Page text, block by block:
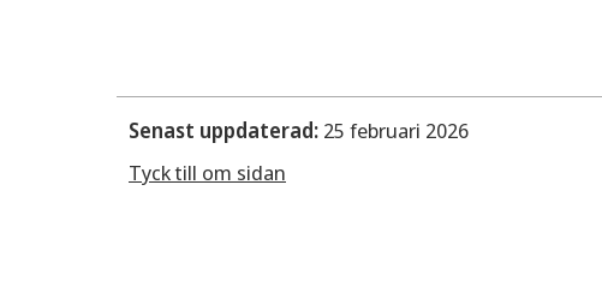
Senast uppdaterad: 25 februari 2026
Tyck till om sidan